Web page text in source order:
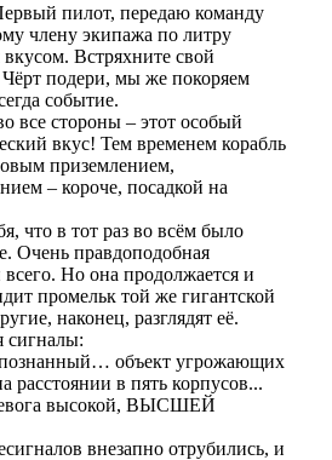
пилот, передаю команду
члену экипажа по литру
вкусом. Встряхните свой
подери, мы же покоряем
событие.
все стороны – этот особый
вкус! Тем временем корабль
приземлением,
– короче, посадкой на
что в тот раз во всём было
Очень правдоподобная
Но она продолжается и
промельк той же гигантской
наконец, разглядят её.
сигналы:
объект угрожающих
расстоянии в пять корпусов...
высокой, ВЫСШЕЙ
внезапно отрубились, и